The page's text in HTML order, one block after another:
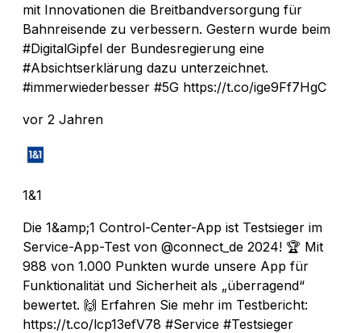
mit Innovationen die Breitbandversorgung für
Bahnreisende zu verbessern. Gestern wurde beim
#DigitalGipfel der Bundesregierung eine
#Absichtserklärung dazu unterzeichnet.
#immerwiederbesser #5G https://t.co/ige9Ff7HgC
vor 2 Jahren
1&1
Die 1&amp;1 Control-Center-App ist Testsieger im
Service-App-Test von @connect_de 2024! 🏆 Mit
988 von 1.000 Punkten wurde unsere App für
Funktionalität und Sicherheit als „überragend“
bewertet. 🙌 Erfahren Sie mehr im Testbericht:
https://t.co/lcp13efV78 #Service #Testsieger